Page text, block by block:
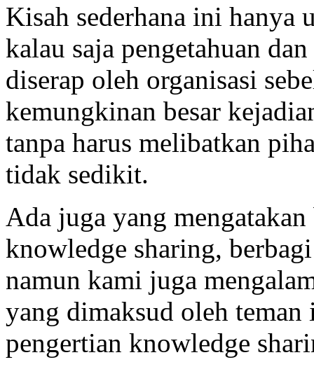
Kisah sederhana ini hanya
kalau saja pengetahuan
diserap oleh organisasi
kemungkinan besar
tanpa harus melibatkan
tidak sedikit.
Ada juga yang
knowledge sharing,
namun kami juga
yang dimaksud oleh
pengertian knowledge